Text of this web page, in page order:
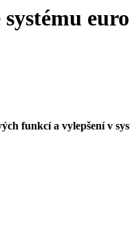
funkcí a vylepšení v